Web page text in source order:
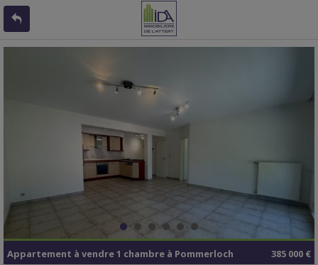
385 000 €
Appartement à vendre1 chambre à Pommerloch